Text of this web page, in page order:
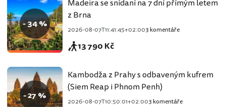
- 34 %
Madeira se snídaní na 7 dní přímým letem
z Brna
2026-08-07T11:41:45+02:003 komentáře
13 790 Kč
- 27 %
Kambodža z Prahy s odbaveným kufrem
(Siem Reap i Phnom Penh)
2026-08-07T10:50:01+02:003 komentáře